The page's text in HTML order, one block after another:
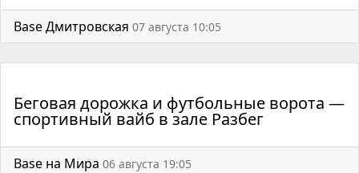
Base Дмитровская 07 августа 10:05
Беговая дорожка и футбольные ворота —
спортивный вайб в зале Разбег
Base на Мира 06 августа 19:05